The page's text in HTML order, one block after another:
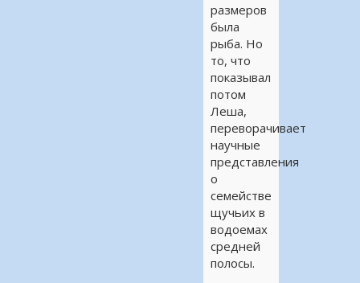
размеров
была
рыба. Но
то, что
показывал
потом
Леша,
переворачивает
научные
представления
о
семействе
щучьих в
водоемах
средней
полосы.